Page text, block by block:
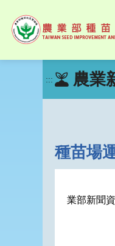
::: 農業
種苗場
業部新聞